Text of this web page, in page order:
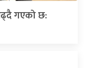
गएको छ: